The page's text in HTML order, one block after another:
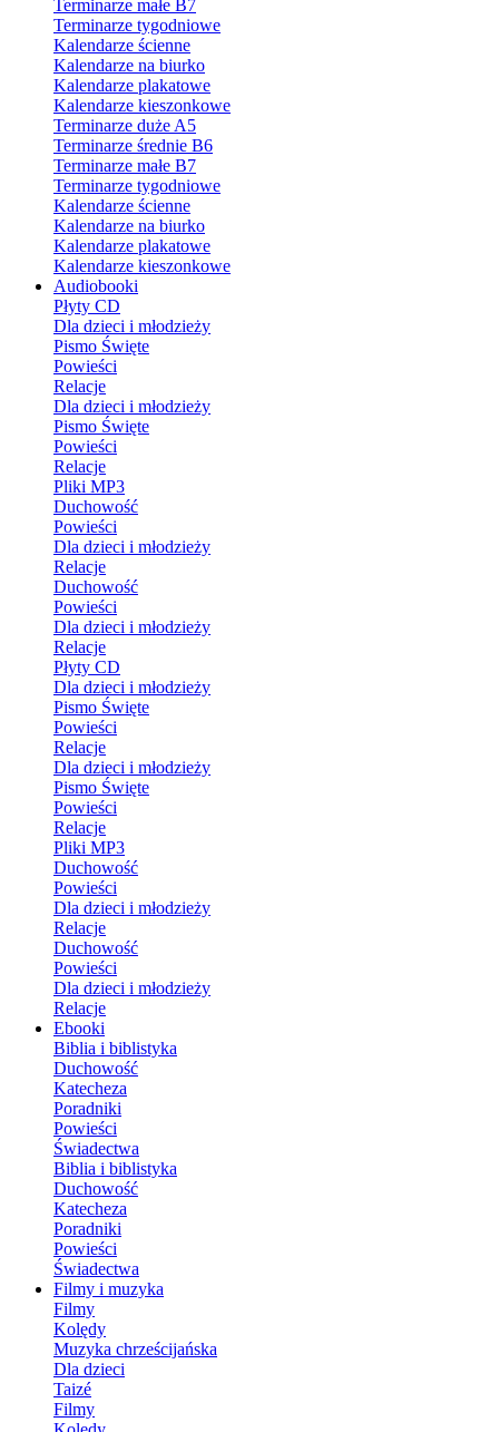
Terminarze małe B7
Terminarze tygodniowe
Kalendarze ścienne
Kalendarze na biurko
Kalendarze plakatowe
Kalendarze kieszonkowe
Terminarze duże A5
Terminarze średnie B6
Terminarze małe B7
Terminarze tygodniowe
Kalendarze ścienne
Kalendarze na biurko
Kalendarze plakatowe
Kalendarze kieszonkowe
Audiobooki
Płyty CD
Dla dzieci i młodzieży
Pismo Święte
Powieści
Relacje
Dla dzieci i młodzieży
Pismo Święte
Powieści
Relacje
Pliki MP3
Duchowość
Powieści
Dla dzieci i młodzieży
Relacje
Duchowość
Powieści
Dla dzieci i młodzieży
Relacje
Płyty CD
Dla dzieci i młodzieży
Pismo Święte
Powieści
Relacje
Dla dzieci i młodzieży
Pismo Święte
Powieści
Relacje
Pliki MP3
Duchowość
Powieści
Dla dzieci i młodzieży
Relacje
Duchowość
Powieści
Dla dzieci i młodzieży
Relacje
Ebooki
Biblia i biblistyka
Duchowość
Katecheza
Poradniki
Powieści
Świadectwa
Biblia i biblistyka
Duchowość
Katecheza
Poradniki
Powieści
Świadectwa
Filmy i muzyka
Filmy
Kolędy
Muzyka chrześcijańska
Dla dzieci
Taizé
Filmy